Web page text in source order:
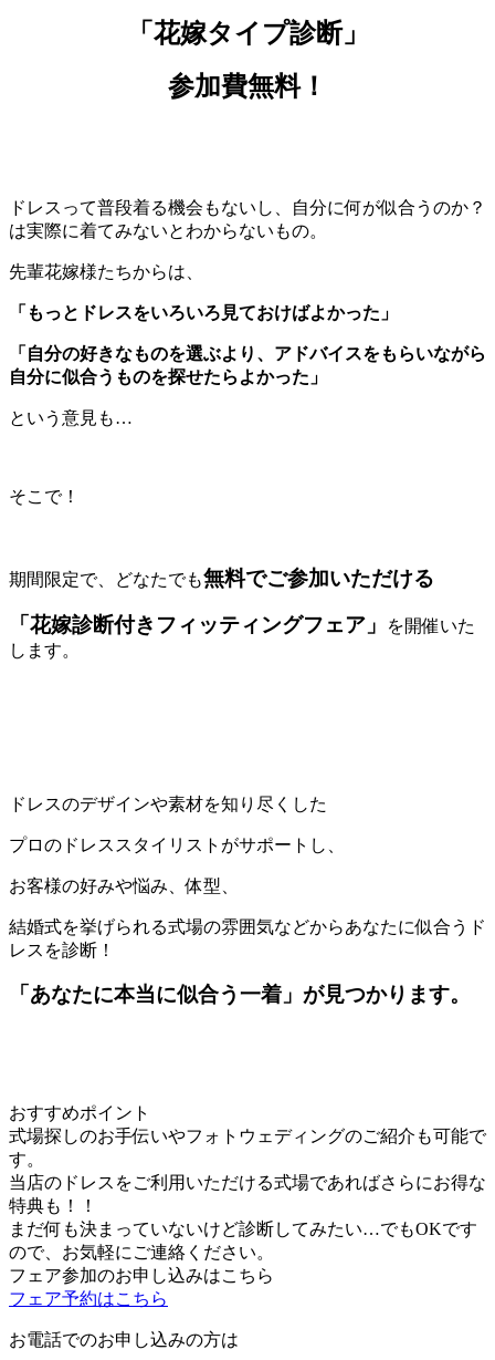
「花嫁タイプ診断」
参加費無料！
ドレスって普段着る機会もないし、自分に何が似合うのか？
は実際に着てみないとわからないもの。
先輩花嫁様たちからは、
「もっとドレスをいろいろ見ておけばよかった」
「自分の好きなものを選ぶより、アドバイスをもらいながら
自分に似合うものを探せたらよかった」
という意見も…
そこで！
期間限定で、どなたでも無料でご参加いただける
「花嫁診断付きフィッティングフェア」
を開催いた
します。
ドレスのデザインや素材を知り尽くした
プロのドレススタイリストがサポートし、
お客様の好みや悩み、体型、
結婚式を挙げられる式場の雰囲気などからあなたに似合うド
レスを診断！
「あなたに本当に似合う一着」が見つかります。
おすすめポイント
式場探しのお手伝いやフォトウェディングのご紹介も可能で
す。
当店のドレスをご利用いただける式場であればさらにお得な
特典も！！
まだ何も決まっていないけど診断してみたい…でもOKです
ので、お気軽にご連絡ください。
フェア参加のお申し込みはこちら
フェア予約はこちら
お電話でのお申し込みの方は